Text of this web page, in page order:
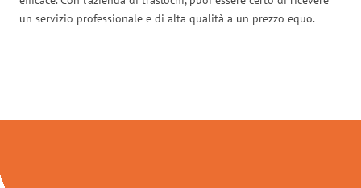
un servizio professionale e di alta qualità a un prezzo equo.